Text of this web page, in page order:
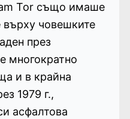
Tor също имаше
човешките
през
многократно
и в крайна
1979 г.,
асфалтова